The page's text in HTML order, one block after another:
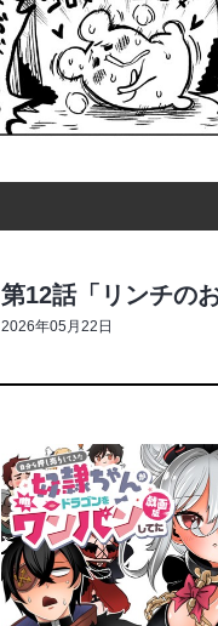
第12話「リンチの
2026年05月22日